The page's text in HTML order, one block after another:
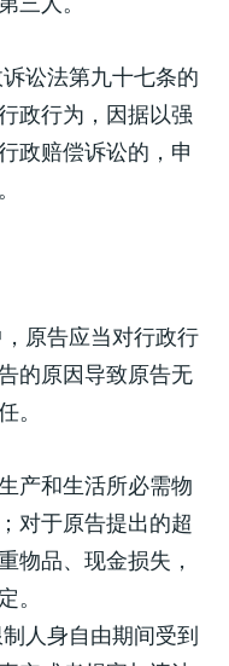
讼法第九十七条的
政行为，因据以强
政赔偿诉讼的，申
原告应当对行政行
的原因导致原告无
。
和生活所必需物
对于原告提出的超
物品、现金损失，
。
人身自由期间受到